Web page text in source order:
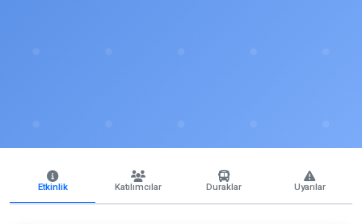
Etkinlik Katılımcılar Duraklar Uyarılar